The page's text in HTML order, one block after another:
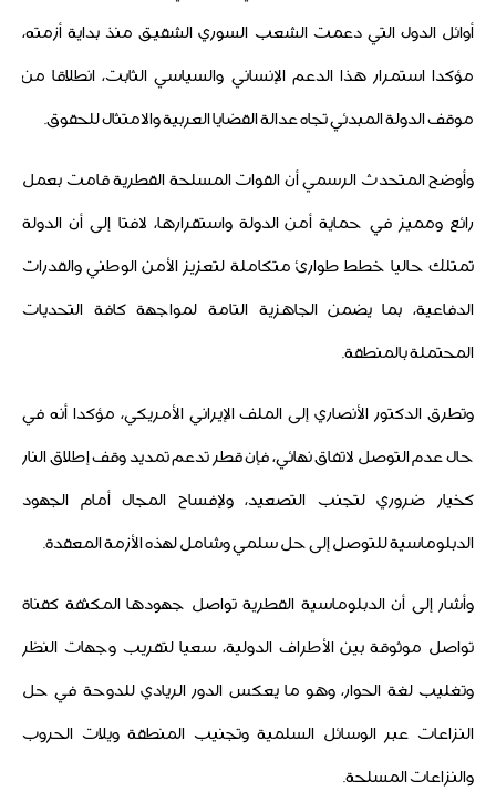
أوائل الدول التي دعمت الشعب السوري الشقيق منذ بداية أزمته،
مؤكدا استمرار هذا الدعم الإنساني والسياسي الثابت، انطلاقا من
موقف الدولة المبدئي تجاه عدالة القضايا العربية والامتثال للحقوق.
وأوضح المتحدث الرسمي أن القوات المسلحة القطرية قامت بعمل
رائع ومميز في حماية أمن الدولة واستقرارها، لافتا إلى أن الدولة
تمتلك حاليا خطط طوارئ متكاملة لتعزيز الأمن الوطني والقدرات
الدفاعية، بما يضمن الجاهزية التامة لمواجهة كافة التحديات
المحتملة بالمنطقة.
وتطرق الدكتور الأنصاري إلى الملف الإيراني الأمريكي، مؤكدا أنه في
حال عدم التوصل لاتفاق نهائي، فإن قطر تدعم تمديد وقف إطلاق النار
كخيار ضروري لتجنب التصعيد، ولإفساح المجال أمام الجهود
الدبلوماسية للتوصل إلى حل سلمي وشامل لهذه الأزمة المعقدة.
وأشار إلى أن الدبلوماسية القطرية تواصل جهودها المكثفة كقناة
تواصل موثوقة بين الأطراف الدولية، سعيا لتقريب وجهات النظر
وتغليب لغة الحوار، وهو ما يعكس الدور الريادي للدوحة في حل
النزاعات عبر الوسائل السلمية وتجنيب المنطقة ويلات الحروب
والنزاعات المسلحة.